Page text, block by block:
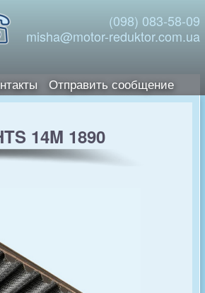
(098) 083-58-09
misha@motor-reduktor.com.ua
Отправить сообщение
14M 1890